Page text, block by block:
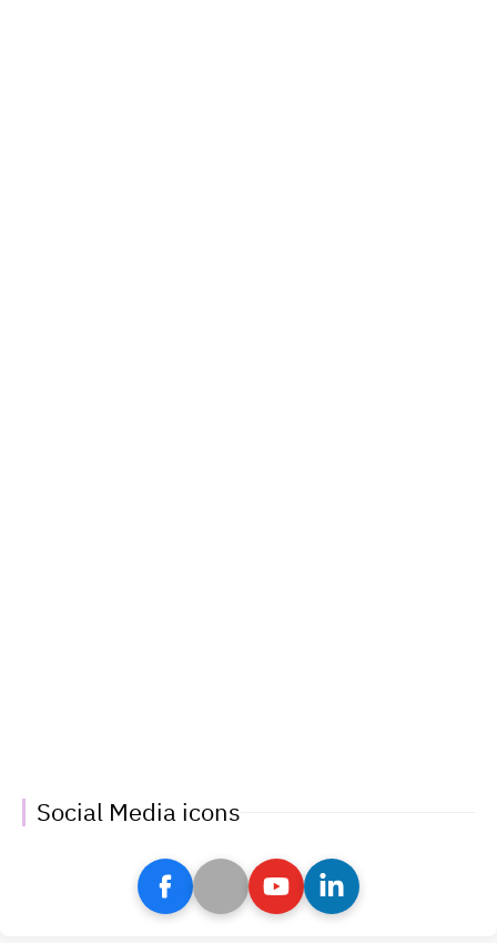
Social Media icons